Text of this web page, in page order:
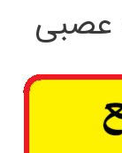
عصبی